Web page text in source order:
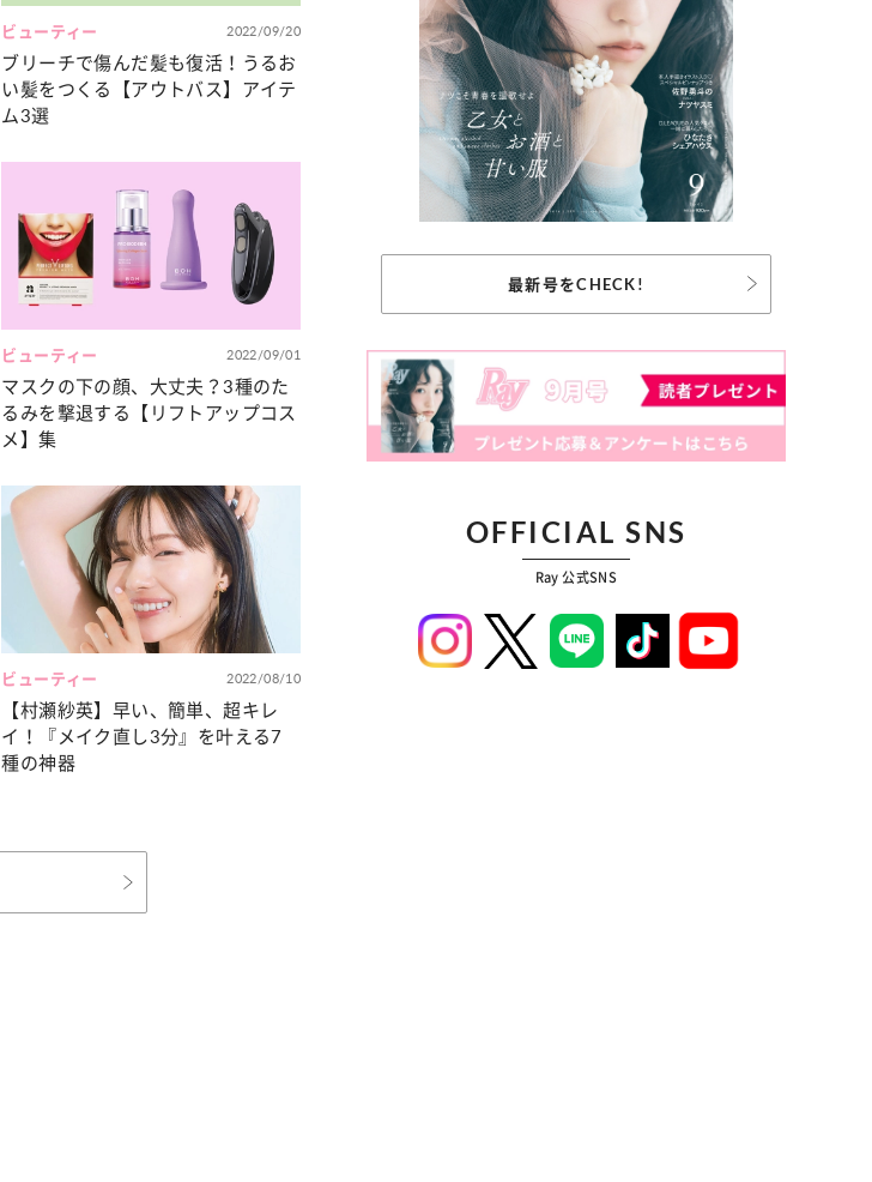
ビューティー 2022/09/20
ブリーチで傷んだ髪も復活！うるお
い髪をつくる【アウトバス】アイテ
ム3選
ビューティー 2022/09/01
マスクの下の顔、大丈夫？3種のた
るみを撃退する【リフトアップコス
メ】集
ビューティー 2022/08/10
【村瀬紗英】早い、簡単、超キレ
イ！『メイク直し3分』を叶える7
種の神器
最新号をCHECK!
OFFICIAL SNS
Ray 公式SNS